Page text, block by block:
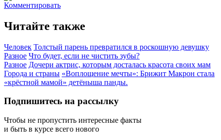
Комментировать
Читайте также
Человек Толстый парень превратился в роскошную девушку
Разное Что будет, если не чистить зубы?
Разное Дочери актрис, которым досталась красота своих мам
Города и страны «Воплощение мечты»: Брижит Макрон стала
«крёстной мамой» детёныша панды.
Подпишитесь на рассылку
Чтобы не пропустить интересные факты
и быть в курсе всего нового